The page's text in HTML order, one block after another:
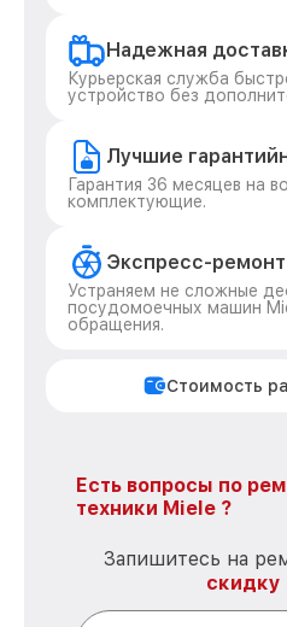
Надежная
Курьерская служба
устройство без
Лучшие
Гарантия 36 месяцев на
комплектующие.
Экспресс-ремонт
Устраняем не сложные
посудомоечных машин
обращения.
Стоимость
Есть вопросы по
техники Miele ?
Запишитесь на
скидку